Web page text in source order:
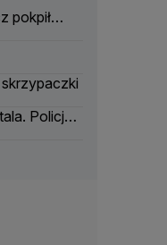
pokpił
Policja